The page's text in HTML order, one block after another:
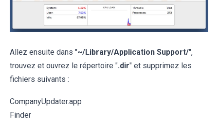
Allez ensuite dans "~/Library/Application Support/",
trouvez et ouvrez le répertoire ".dir" et supprimez les
fichiers suivants :
CompanyUpdater.app
Finder